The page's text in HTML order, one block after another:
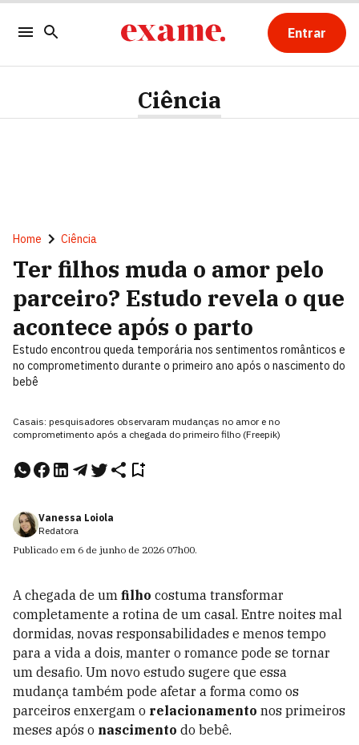
Entrar
Ciência
Home Ciência
Ter filhos muda o amor pelo
parceiro? Estudo revela o que
acontece após o parto
Estudo encontrou queda temporária nos sentimentos românticos e
no comprometimento durante o primeiro ano após o nascimento do
bebê
Casais: pesquisadores observaram mudanças no amor e no
comprometimento após a chegada do primeiro filho (Freepik)
Vanessa Loiola
Redatora
Publicado em 6 de junho de 2026 07h00.
A chegada de um filho costuma transformar
completamente a rotina de um casal. Entre noites mal
dormidas, novas responsabilidades e menos tempo
para a vida a dois, manter o romance pode se tornar
um desafio. Um novo estudo sugere que essa
mudança também pode afetar a forma como os
parceiros enxergam o relacionamento nos primeiros
meses após o nascimento do bebê.